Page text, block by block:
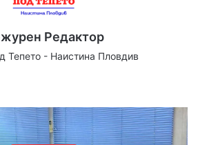
Редактор
Тепето - Наистина Пловдив